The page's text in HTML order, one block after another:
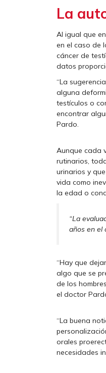
La
Al igual que
en el caso de
cáncer de
datos
“La
alguna
testículos o
encontrar
Pardo.
Aunque cada
rutinarios,
urinarios y
vida como
la edad o
“La
años en el
“Hay que
algo que se
de los
el doctor
“La buena
orales
necesidades